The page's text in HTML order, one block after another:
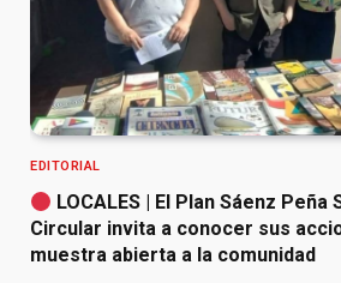
EDITORIAL
LOCALES | El Plan Sáenz
Circular invita a conocer sus
muestra abierta a la comunidad